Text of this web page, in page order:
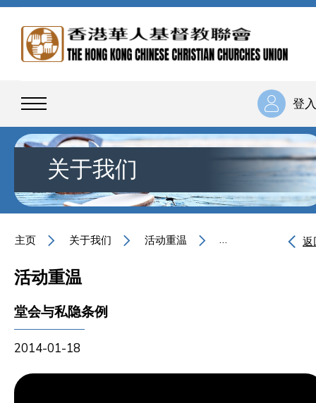
登入
关于我们
主页 关于我们 活动重温 堂会与私隐条例 返
活动重温
堂会与私隐条例
2014-01-18